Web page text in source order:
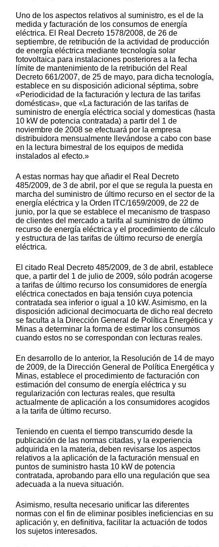
Uno de los aspectos relativos al suministro, es el de la
medida y facturación de los consumos de energía
eléctrica. El Real Decreto 1578/2008, de 26 de
septiembre, de retribución de la actividad de producción
de energía eléctrica mediante tecnología solar
fotovoltaica para instalaciones posteriores a la fecha
límite de mantenimiento de la retribución del Real
Decreto 661/2007, de 25 de mayo, para dicha tecnología,
establece en su disposición adicional séptima, sobre
«Periodicidad de la facturación y lectura de las tarifas
domésticas», que «La facturación de las tarifas de
suministro de energía eléctrica social y domesticas (hasta
10 kW de potencia contratada) a partir del 1 de
noviembre de 2008 se efectuará por la empresa
distribuidora mensualmente llevándose a cabo con base
en la lectura bimestral de los equipos de medida
instalados al efecto.»
A estas normas hay que añadir el Real Decreto
485/2009, de 3 de abril, por el que se regula la puesta en
marcha del suministro de último recurso en el sector de la
energía eléctrica y la Orden ITC/1659/2009, de 22 de
junio, por la que se establece el mecanismo de traspaso
de clientes del mercado a tarifa al suministro de último
recurso de energía eléctrica y el procedimiento de cálculo
y estructura de las tarifas de último recurso de energía
eléctrica.
El citado Real Decreto 485/2009, de 3 de abril, establece
que, a partir del 1 de julio de 2009, sólo podrán acogerse
a tarifas de último recurso los consumidores de energía
eléctrica conectados en baja tensión cuya potencia
contratada sea inferior o igual a 10 kW. Asimismo, en la
disposición adicional decimocuarta de dicho real decreto
se faculta a la Dirección General de Política Energética y
Minas a determinar la forma de estimar los consumos
cuando estos no se correspondan con lecturas reales.
En desarrollo de lo anterior, la Resolución de 14 de mayo
de 2009, de la Dirección General de Política Energética y
Minas, establece el procedimiento de facturación con
estimación del consumo de energía eléctrica y su
regularización con lecturas reales, que resulta
actualmente de aplicación a los consumidores acogidos
a la tarifa de último recurso.
Teniendo en cuenta el tiempo transcurrido desde la
publicación de las normas citadas, y la experiencia
adquirida en la materia, deben revisarse los aspectos
relativos a la aplicación de la facturación mensual en
puntos de suministro hasta 10 kW de potencia
contratada, aprobando para ello una regulación que sea
adecuada a la nueva situación.
Asimismo, resulta necesario unificar las diferentes
normas con el fin de eliminar posibles ineficiencias en su
aplicación y, en definitiva, facilitar la actuación de todos
los sujetos interesados.